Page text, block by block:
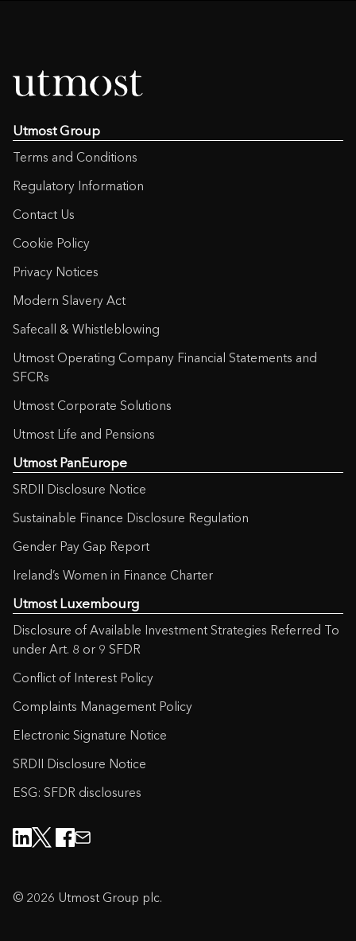
Utmost Group
Terms and Conditions
Regulatory Information
Contact Us
Cookie Policy
Privacy Notices
Modern Slavery Act
Safecall & Whistleblowing
Utmost Operating Company Financial Statements and
SFCRs
Utmost Corporate Solutions
Utmost Life and Pensions
Utmost PanEurope
SRDII Disclosure Notice
Sustainable Finance Disclosure Regulation
Gender Pay Gap Report
Ireland’s Women in Finance Charter
Utmost Luxembourg
Disclosure of Available Investment Strategies Referred To
under Art. 8 or 9 SFDR
Conflict of Interest Policy
Complaints Management Policy
Electronic Signature Notice
SRDII Disclosure Notice
ESG: SFDR disclosures
© 2026 Utmost Group plc.